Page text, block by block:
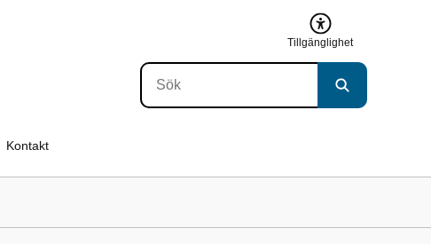
Tillgänglighet
Kontakt